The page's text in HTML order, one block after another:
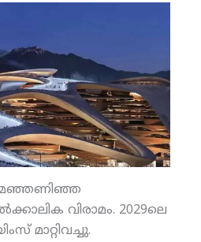
മഞ്ഞണിഞ്ഞ
വിരാമം. 2029ലെ
മാറ്റിവച്ചു.